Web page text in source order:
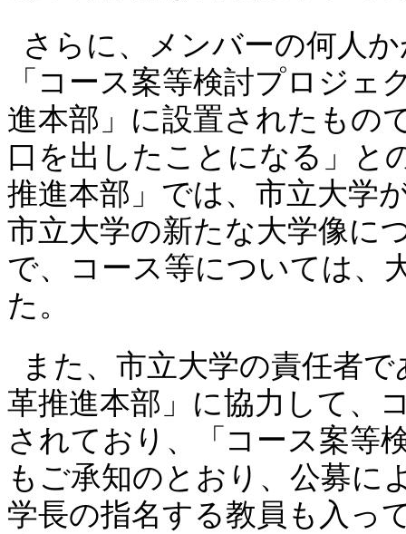
さらに、メンバーの何人
「 コース案等検討プロジェ
進本部」に設置されたもの
口を出したことになる」と
推進本部」では、市立大学
市立大学の新たな大学像に
で、コース等については、
た。
また、市立大学の責任者
革推進本部」に協力して、
されており 、「 コース案等
もご承知のとおり、公募に
学長の指名する教員も入っ